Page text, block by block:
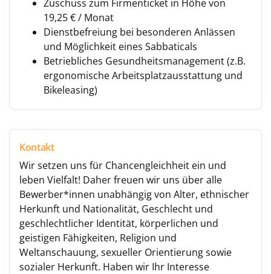
Zuschuss zum Firmenticket in Höhe von
19,25 € / Monat
Dienstbefreiung bei besonderen Anlässen
und Möglichkeit eines Sabbaticals
Betriebliches Gesundheitsmanagement (z.B.
ergonomische Arbeitsplatzausstattung und
Bikeleasing)
Kontakt
Wir setzen uns für Chancengleichheit ein und
leben Vielfalt! Daher freuen wir uns über alle
Bewerber*innen unabhängig von Alter, ethnischer
Herkunft und Nationalität, Geschlecht und
geschlechtlicher Identität, körperlichen und
geistigen Fähigkeiten, Religion und
Weltanschauung, sexueller Orientierung sowie
sozialer Herkunft. Haben wir Ihr Interesse